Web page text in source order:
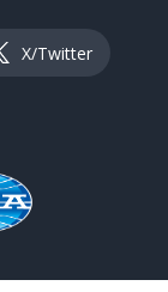
X/Twitter